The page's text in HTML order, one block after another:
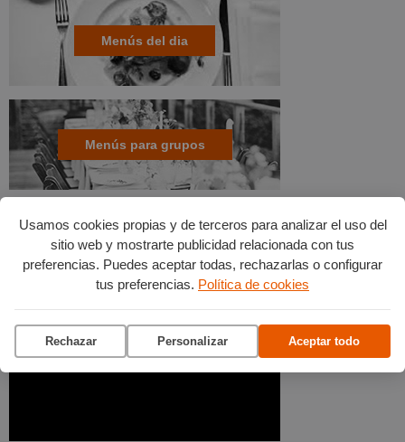
Usamos cookies propias y de terceros para analizar el uso del
sitio web y mostrarte publicidad relacionada con tus
preferencias. Puedes aceptar todas, rechazarlas o configurar
tus preferencias. Política de cookies
Rechazar Personalizar Aceptar todo
Menús del dia
Menús para grupos